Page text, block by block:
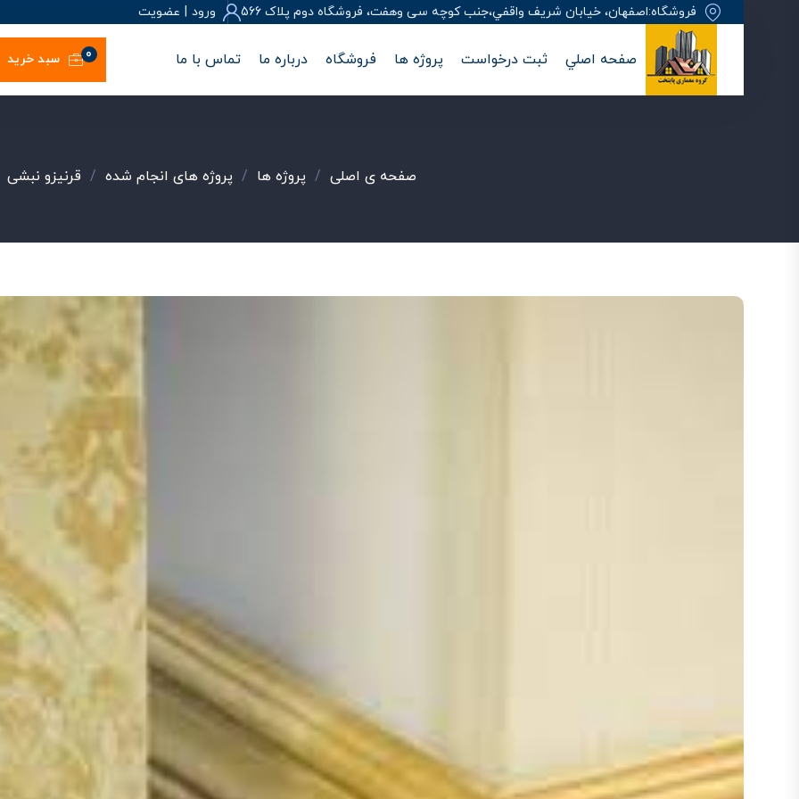
فروشگاه:اصفهان، خيابان شريف واقفي،جنب کوچه سی وهفت، فروشگاه دوم پلاک 566 ورود | عضويت
صفحه اصلي ثبت درخواست پروژه ها فروشگاه درباره ما تماس با ما سبد خرید 0
صفحه ی اصلی / پروژه ها / پروژه های انجام شده / قرنیزو نبشی